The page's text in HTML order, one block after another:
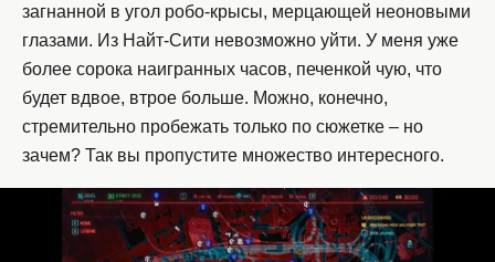
загнанной в угол робо-крысы, мерцающей неоновыми
глазами. Из Найт-Сити невозможно уйти. У меня уже
более сорока наигранных часов, печенкой чую, что
будет вдвое, втрое больше. Можно, конечно,
стремительно пробежать только по сюжетке – но
зачем? Так вы пропустите множество интересного.